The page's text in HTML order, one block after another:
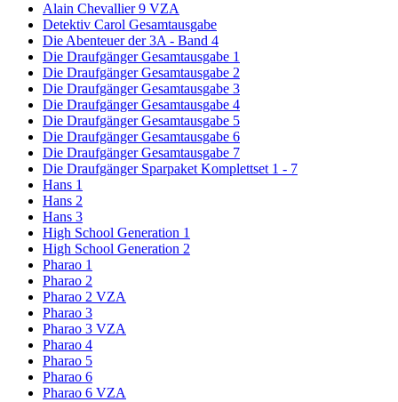
Alain Chevallier 9 VZA
Detektiv Carol Gesamtausgabe
Die Abenteuer der 3A - Band 4
Die Draufgänger Gesamtausgabe 1
Die Draufgänger Gesamtausgabe 2
Die Draufgänger Gesamtausgabe 3
Die Draufgänger Gesamtausgabe 4
Die Draufgänger Gesamtausgabe 5
Die Draufgänger Gesamtausgabe 6
Die Draufgänger Gesamtausgabe 7
Die Draufgänger Sparpaket Komplettset 1 - 7
Hans 1
Hans 2
Hans 3
High School Generation 1
High School Generation 2
Pharao 1
Pharao 2
Pharao 2 VZA
Pharao 3
Pharao 3 VZA
Pharao 4
Pharao 5
Pharao 6
Pharao 6 VZA